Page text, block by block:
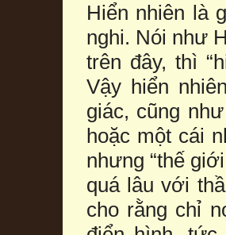
Hiển nhiên là
nghi. Nói như
trên đây, thì
Vậy hiển
giác, cũng
hoặc một cái
nhưng “thế
quá lâu với
cho rằng chỉ